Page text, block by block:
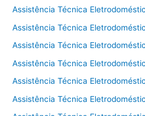
Assistência Técnica
Assistência Técnica
Assistência Técnica
Assistência Técnica
Assistência Técnica
Assistência Técnica